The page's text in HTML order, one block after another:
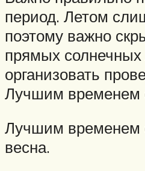
период. Летом
поэтому важно
прямых солнечных
организовать
Лучшим временем
Лучшим временем
весна.